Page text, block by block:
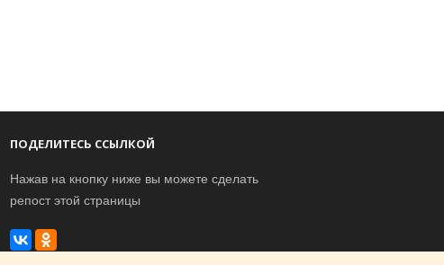
ПОДЕЛИТЕСЬ ССЫЛКОЙ
Нажав на кнопку ниже вы можете сделать
репост этой страницы